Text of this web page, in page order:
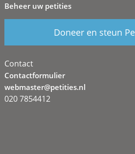
Beheer uw petities
Doneer en steun
Contact
Contactformulier
webmaster@petities.nl
020 7854412